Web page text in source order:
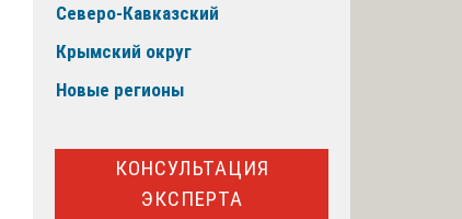
Северо-Кавказский
Крымский округ
Новые регионы
КОНСУЛЬТАЦИЯ
ЭКСПЕРТА